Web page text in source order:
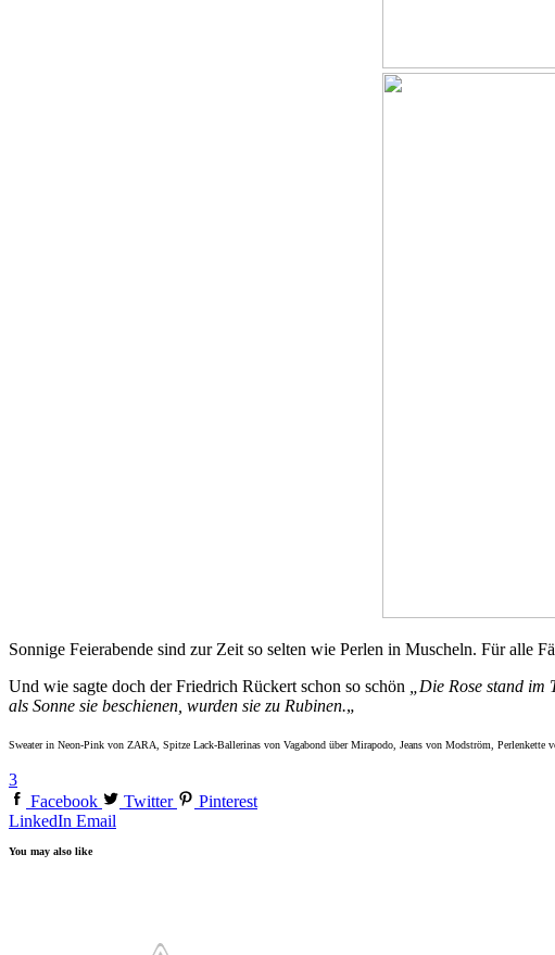
Sonnige Feierabende sind zur Zeit so selten wie Perlen in Muscheln. Für alle
Und wie sagte doch der Friedrich Rückert schon so schön
„Die Rose stand im
als Sonne sie beschienen, wurden sie zu Rubinen.„
Sweater in Neon-Pink von ZARA, Spitze Lack-Ballerinas von Vagabond über Mirapodo, Jeans von Modström, Perlenkette
3
Facebook
Twitter
Pinterest
LinkedIn Email
You may also like